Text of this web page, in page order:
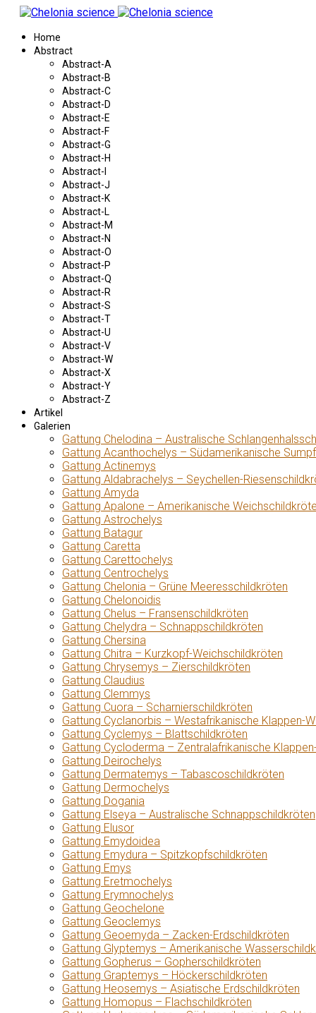
Home
Abstract
Abstract-A
Abstract-B
Abstract-C
Abstract-D
Abstract-E
Abstract-F
Abstract-G
Abstract-H
Abstract-I
Abstract-J
Abstract-K
Abstract-L
Abstract-M
Abstract-N
Abstract-O
Abstract-P
Abstract-Q
Abstract-R
Abstract-S
Abstract-T
Abstract-U
Abstract-V
Abstract-W
Abstract-X
Abstract-Y
Abstract-Z
Artikel
Galerien
Gattung Chelodina – Australische
Gattung Acanthochelys – Südamerikanische
Gattung Actinemys
Gattung Aldabrachelys – Seychellen-
Gattung Amyda
Gattung Apalone – Amerikanische
Gattung Astrochelys
Gattung Batagur
Gattung Caretta
Gattung Carettochelys
Gattung Centrochelys
Gattung Chelonia – Grüne Meeresschildkröten
Gattung Chelonoidis
Gattung Chelus – Fransenschildkröten
Gattung Chelydra – Schnappschildkröten
Gattung Chersina
Gattung Chitra – Kurzkopf-Weichschildkröten
Gattung Chrysemys – Zierschildkröten
Gattung Claudius
Gattung Clemmys
Gattung Cuora – Scharnierschildkröten
Gattung Cyclanorbis – Westafrikanische Klappen-
Gattung Cyclemys – Blattschildkröten
Gattung Cycloderma – Zentralafrikanische
Gattung Deirochelys
Gattung Dermatemys – Tabascoschildkröten
Gattung Dermochelys
Gattung Dogania
Gattung Elseya – Australische Schnappschildkröten
Gattung Elusor
Gattung Emydoidea
Gattung Emydura – Spitzkopfschildkröten
Gattung Emys
Gattung Eretmochelys
Gattung Erymnochelys
Gattung Geochelone
Gattung Geoclemys
Gattung Geoemyda – Zacken-Erdschildkröten
Gattung Glyptemys – Amerikanische
Gattung Gopherus – Gopherschildkröten
Gattung Graptemys – Höckerschildkröten
Gattung Heosemys – Asiatische Erdschildkröten
Gattung Homopus – Flachschildkröten